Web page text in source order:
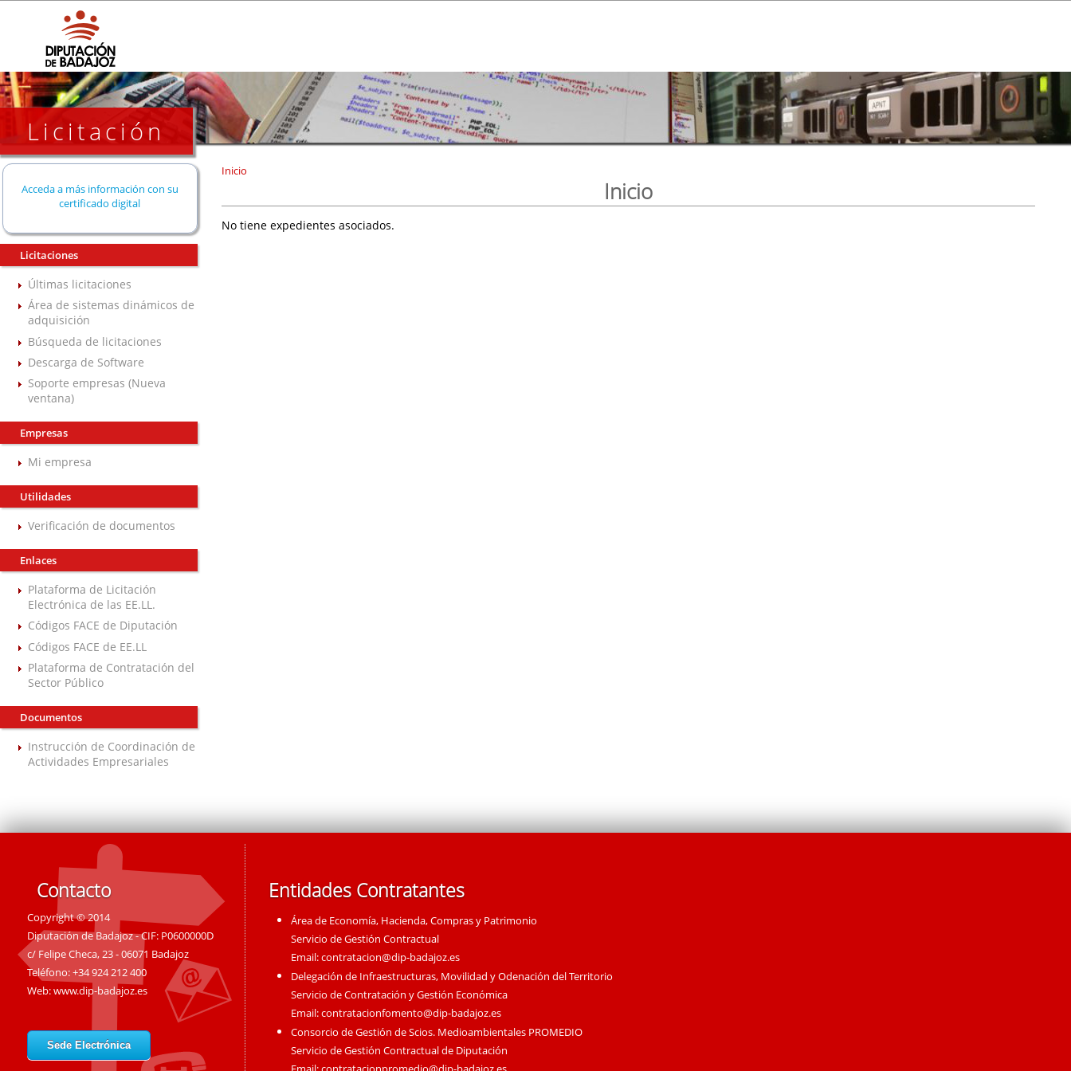
Licitación
Acceda a más información con su
certificado digital
Licitaciones
Últimas licitaciones
Área de sistemas dinámicos de
adquisición
Búsqueda de licitaciones
Descarga de Software
Soporte empresas (Nueva
ventana)
Empresas
Mi empresa
Utilidades
Verificación de documentos
Enlaces
Plataforma de Licitación
Electrónica de las EE.LL.
Códigos FACE de Diputación
Códigos FACE de EE.LL
Plataforma de Contratación del
Sector Público
Documentos
Instrucción de Coordinación de
Actividades Empresariales
Inicio
Inicio
No tiene expedientes asociados.
Contacto
Copyright © 2014
Diputación de Badajoz - CIF: P0600000D
c/ Felipe Checa, 23 - 06071 Badajoz
Teléfono: +34 924 212 400
Web:www.dip-badajoz.es
Sede Electrónica
Entidades Contratantes
Área de Economía, Hacienda, Compras y Patrimonio
Servicio de Gestión Contractual
Email:contratacion@dip-badajoz.es
Delegación de Infraestructuras, Movilidad y Odenación del Territorio
Servicio de Contratación y Gestión Económica
Email:contratacionfomento@dip-badajoz.es
Consorcio de Gestión de Scios. Medioambientales PROMEDIO
Servicio de Gestión Contractual de Diputación